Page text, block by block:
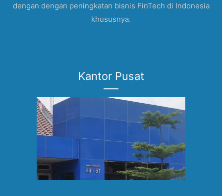
dengan dengan peningkatan bisnis FinTech di Indonesia
khususnya.
Kantor Pusat